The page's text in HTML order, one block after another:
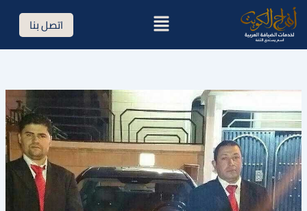
تخطي
إلى
المحتوى
القائمة اتصل بنا